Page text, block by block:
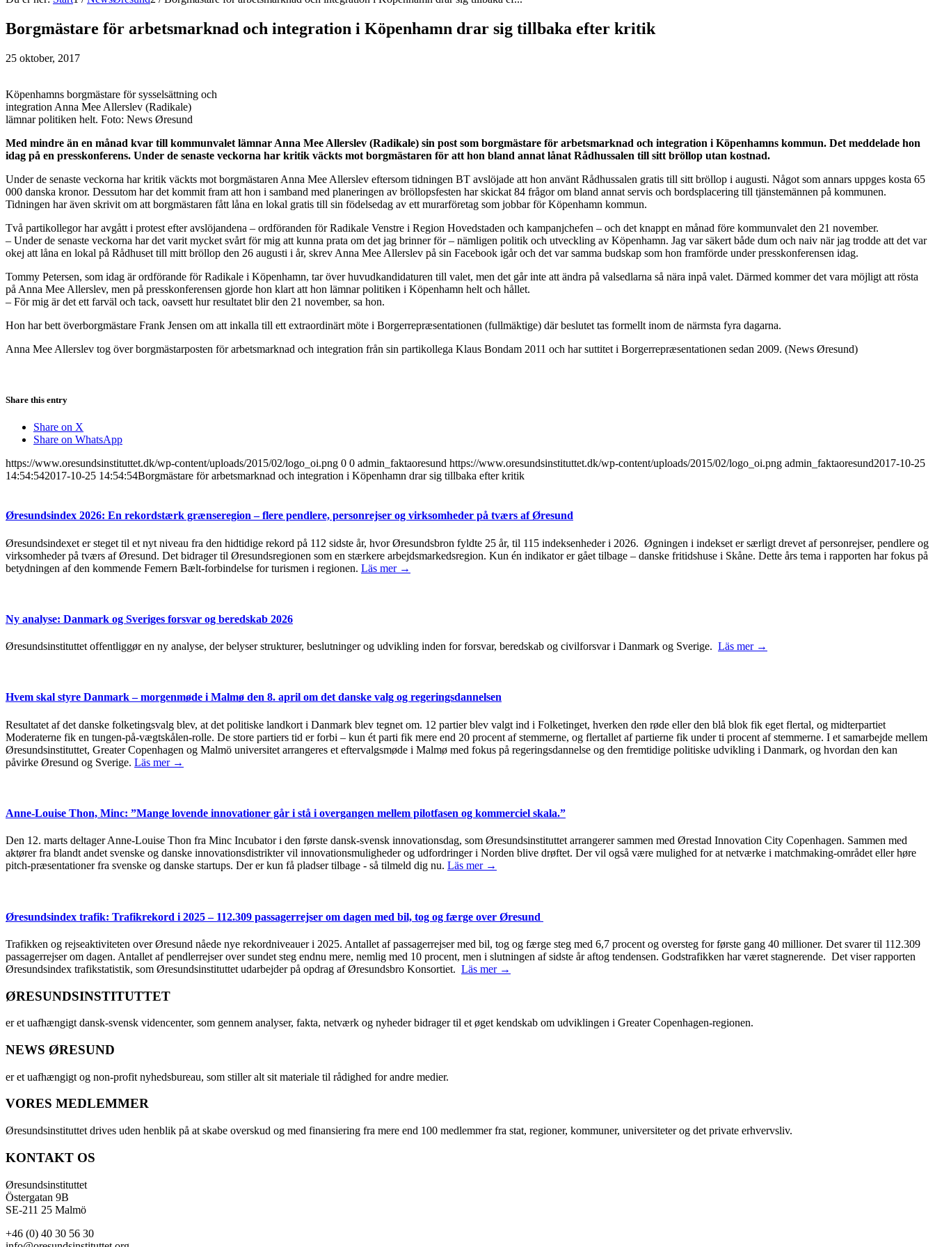
Borgmästare för arbetsmarknad och integration i Köpenhamn drar sig tillbaka efter kritik
25 oktober, 2017
Köpenhamns borgmästare för sysselsättning och
integration Anna Mee Allerslev (Radikale)
lämnar politiken helt. Foto: News Øresund
Med mindre än en månad kvar till kommunvalet lämnar Anna Mee Allerslev (Radikale) sin post som borgmästare för arbetsmarknad och integration i Köpenhamns kommun. Det meddelade hon
idag på en presskonferens. Under de senaste veckorna har kritik väckts mot borgmästaren för att hon bland annat lånat Rådhussalen till sitt bröllop utan kostnad.
Under de senaste veckorna har kritik väckts mot borgmästaren Anna Mee Allerslev eftersom tidningen BT avslöjade att hon använt Rådhussalen gratis till sitt bröllop i augusti. Något som annars uppges kosta 65
000 danska kronor. Dessutom har det kommit fram att hon i samband med planeringen av bröllopsfesten har skickat 84 frågor om bland annat servis och bordsplacering till tjänstemännen på kommunen.
Tidningen har även skrivit om att borgmästaren fått låna en lokal gratis till sin födelsedag av ett murarföretag som jobbar för Köpenhamn kommun.
Två partikollegor har avgått i protest efter avslöjandena – ordföranden för Radikale Venstre i Region Hovedstaden och kampanjchefen – och det knappt en månad före kommunvalet den 21 november.
– Under de senaste veckorna har det varit mycket svårt för mig att kunna prata om det jag brinner för – nämligen politik och utveckling av Köpenhamn. Jag var säkert både dum och naiv när jag trodde att det var
okej att låna en lokal på Rådhuset till mitt bröllop den 26 augusti i år, skrev Anna Mee Allerslev på sin Facebook igår och det var samma budskap som hon framförde under presskonferensen idag.
Tommy Petersen, som idag är ordförande för Radikale i Köpenhamn, tar över huvudkandidaturen till valet, men det går inte att ändra på valsedlarna så nära inpå valet. Därmed kommer det vara möjligt att rösta
på Anna Mee Allerslev, men på presskonferensen gjorde hon klart att hon lämnar politiken i Köpenhamn helt och hållet.
– För mig är det ett farväl och tack, oavsett hur resultatet blir den 21 november, sa hon.
Hon har bett överborgmästare Frank Jensen om att inkalla till ett extraordinärt möte i Borgerrepræsentationen (fullmäktige) där beslutet tas formellt inom de närmsta fyra dagarna.
Anna Mee Allerslev tog över borgmästarposten för arbetsmarknad och integration från sin partikollega Klaus Bondam 2011 och har suttitet i Borgerrepræsentationen sedan 2009. (News Øresund)
Share this entry
Share on X
Share on WhatsApp
https://www.oresundsinstituttet.dk/wp-content/uploads/2015/02/logo_oi.png 0 0 admin_faktaoresund https://www.oresundsinstituttet.dk/wp-content/uploads/2015/02/logo_oi.png admin_faktaoresund2017-10-25
14:54:542017-10-25 14:54:54Borgmästare för arbetsmarknad och integration i Köpenhamn drar sig tillbaka efter kritik
Øresundsindex 2026: En rekordstærk grænseregion – flere pendlere, personrejser og virksomheder på tværs af Øresund
Øresundsindexet er steget til et nyt niveau fra den hidtidige rekord på 112 sidste år, hvor Øresundsbron fyldte 25 år, til 115 indeksenheder i 2026. Øgningen i indekset er særligt drevet af personrejser, pendlere og
virksomheder på tværs af Øresund. Det bidrager til Øresundsregionen som en stærkere arbejdsmarkedsregion. Kun én indikator er gået tilbage – danske fritidshuse i Skåne. Dette års tema i rapporten har fokus på
betydningen af den kommende Femern Bælt-forbindelse for turismen i regionen. Läs mer →
Ny analyse: Danmark og Sveriges forsvar og beredskab 2026
Øresundsinstituttet offentliggør en ny analyse, der belyser strukturer, beslutninger og udvikling inden for forsvar, beredskab og civilforsvar i Danmark og Sverige. Läs mer →
Hvem skal styre Danmark – morgenmøde i Malmø den 8. april om det danske valg og regeringsdannelsen
Resultatet af det danske folketingsvalg blev, at det politiske landkort i Danmark blev tegnet om. 12 partier blev valgt ind i Folketinget, hverken den røde eller den blå blok fik eget flertal, og midterpartiet
Moderaterne fik en tungen-på-vægtskålen-rolle. De store partiers tid er forbi – kun ét parti fik mere end 20 procent af stemmerne, og flertallet af partierne fik under ti procent af stemmerne. I et samarbejde mellem
Øresundsinstituttet, Greater Copenhagen og Malmö universitet arrangeres et eftervalgsmøde i Malmø med fokus på regeringsdannelse og den fremtidige politiske udvikling i Danmark, og hvordan den kan
påvirke Øresund og Sverige. Läs mer →
Anne-Louise Thon, Minc: ”Mange lovende innovationer går i stå i overgangen mellem pilotfasen og kommerciel skala.”
Den 12. marts deltager Anne-Louise Thon fra Minc Incubator i den første dansk-svensk innovationsdag, som Øresundsinstituttet arrangerer sammen med Ørestad Innovation City Copenhagen. Sammen med
aktører fra blandt andet svenske og danske innovationsdistrikter vil innovationsmuligheder og udfordringer i Norden blive drøftet. Der vil også være mulighed for at netværke i matchmaking-området eller høre
pitch-præsentationer fra svenske og danske startups. Der er kun få pladser tilbage - så tilmeld dig nu. Läs mer →
Øresundsindex trafik: Trafikrekord i 2025 – 112.309 passagerrejser om dagen med bil, tog og færge over Øresund
Trafikken og rejseaktiviteten over Øresund nåede nye rekordniveauer i 2025. Antallet af passagerrejser med bil, tog og færge steg med 6,7 procent og oversteg for første gang 40 millioner. Det svarer til 112.309
passagerrejser om dagen. Antallet af pendlerrejser over sundet steg endnu mere, nemlig med 10 procent, men i slutningen af sidste år aftog tendensen. Godstrafikken har været stagnerende. Det viser rapporten
Øresundsindex trafikstatistik, som Øresundsinstituttet udarbejder på opdrag af Øresundsbro Konsortiet. Läs mer →
ØRESUNDSINSTITUTTET
er et uafhængigt dansk-svensk videncenter, som gennem analyser, fakta, netværk og nyheder bidrager til et øget kendskab om udviklingen i Greater Copenhagen-regionen.
NEWS ØRESUND
er et uafhængigt og non-profit nyhedsbureau, som stiller alt sit materiale til rådighed for andre medier.
VORES MEDLEMMER
Øresundsinstituttet drives uden henblik på at skabe overskud og med finansiering fra mere end 100 medlemmer fra stat, regioner, kommuner, universiteter og det private erhvervsliv.
KONTAKT OS
Øresundsinstituttet
Östergatan 9B
SE-211 25 Malmö
+46 (0) 40 30 56 30